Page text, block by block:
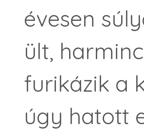
évesen
ült,
furikázik a
úgy hatott